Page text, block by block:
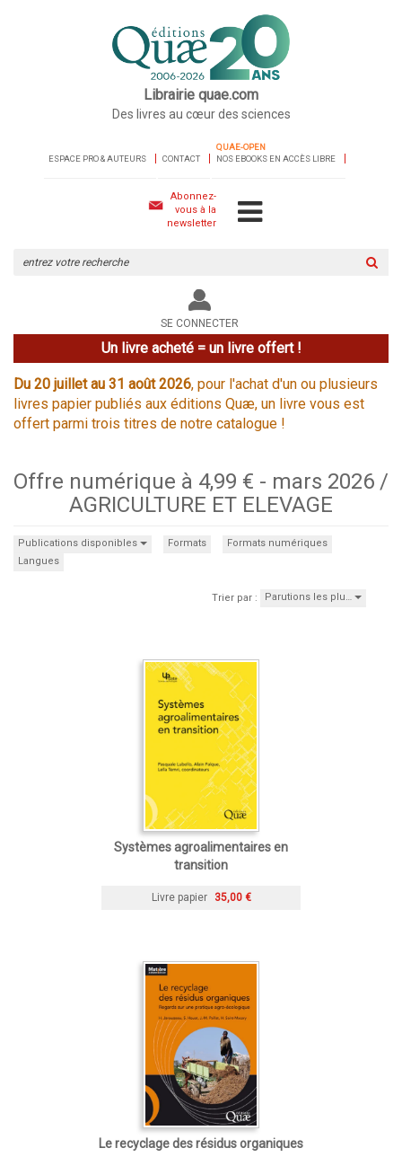
Librairie quae.com
Des livres au cœur des sciences
ESPACE PRO & AUTEURS CONTACT
QUAE-OPEN
NOS EBOOKS EN ACCÈS LIBRE
Abonnez-
vous à la
newsletter
le
site
SE CONNECTER
Un livre acheté = un livre offert !
Du 20 juillet au 31 août 2026, pour l'achat d'un ou plusieurs
livres papier publiés aux éditions Quæ, un livre vous est
offert parmi trois titres de notre catalogue !
Offre numérique à 4,99 € - mars 2026 /
AGRICULTURE ET ELEVAGE
Publications disponibles Formats
Formats numériques
Langues
Trier par : Parutions les plu…
Systèmes agroalimentaires en
transition
Livre papier 35,00 €
Le recyclage des résidus organiques